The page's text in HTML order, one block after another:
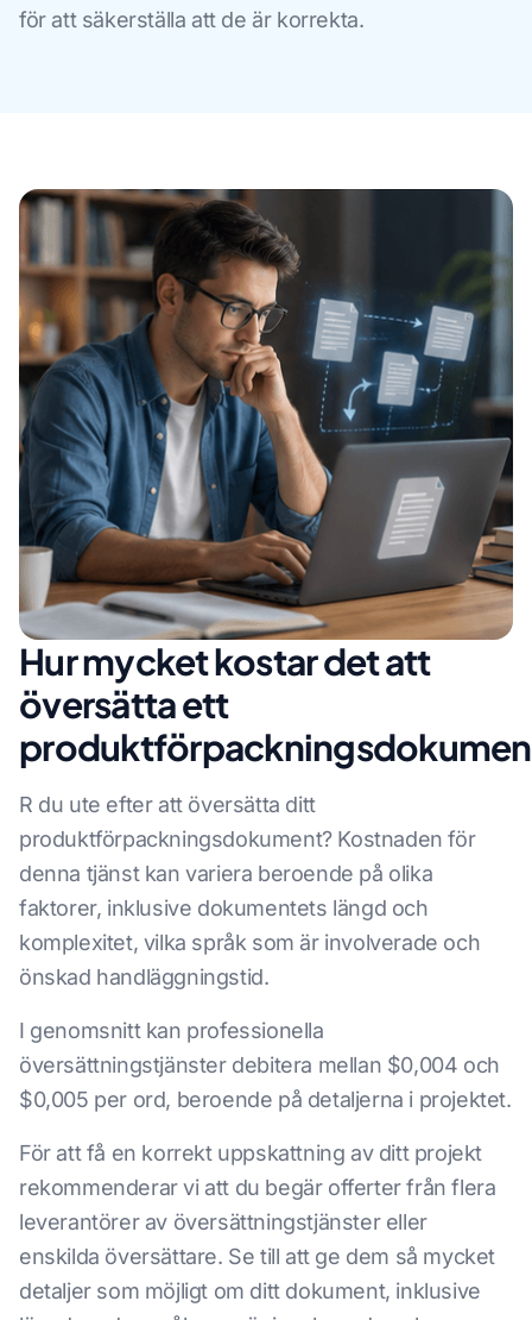
för att säkerställa att de är korrekta.
Hur mycket kostar det att
översätta ett
R du ute efter att översätta ditt
produktförpackningsdokument? Kostnaden för
denna tjänst kan variera beroende på olika
faktorer, inklusive dokumentets längd och
komplexitet, vilka språk som är involverade och
önskad handläggningstid.
I genomsnitt kan professionella
översättningstjänster debitera mellan $0,004 och
$0,005 per ord, beroende på detaljerna i projektet.
För att få en korrekt uppskattning av ditt projekt
rekommenderar vi att du begär offerter från flera
leverantörer av översättningstjänster eller
enskilda översättare. Se till att ge dem så mycket
detaljer som möjligt om ditt dokument, inklusive